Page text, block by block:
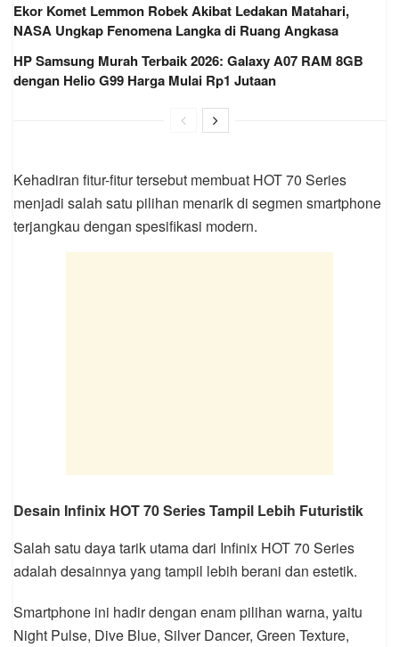
Ekor Komet Lemmon Robek Akibat Ledakan Matahari,
NASA Ungkap Fenomena Langka di Ruang Angkasa
HP Samsung Murah Terbaik 2026: Galaxy A07 RAM 8GB
dengan Helio G99 Harga Mulai Rp1 Jutaan
Kehadiran fitur-fitur tersebut membuat HOT 70 Series
menjadi salah satu pilihan menarik di segmen smartphone
terjangkau dengan spesifikasi modern.
Desain Infinix HOT 70 Series Tampil Lebih Futuristik
Salah satu daya tarik utama dari Infinix HOT 70 Series
adalah desainnya yang tampil lebih berani dan estetik.
Smartphone ini hadir dengan enam pilihan warna, yaitu
Night Pulse, Dive Blue, Silver Dancer, Green Texture,